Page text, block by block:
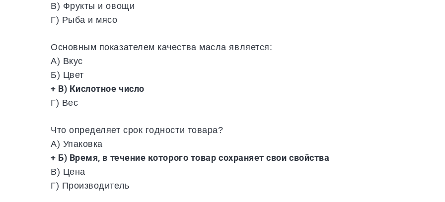
В) Фрукты и овощи
Г) Рыба и мясо
Основным показателем качества масла является:
А) Вкус
Б) Цвет
+ В) Кислотное число
Г) Вес
Что определяет срок годности товара?
А) Упаковка
+ Б) Время, в течение которого товар сохраняет свои свойства
В) Цена
Г) Производитель